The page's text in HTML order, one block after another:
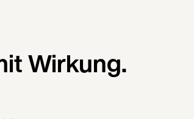
Wirkung.